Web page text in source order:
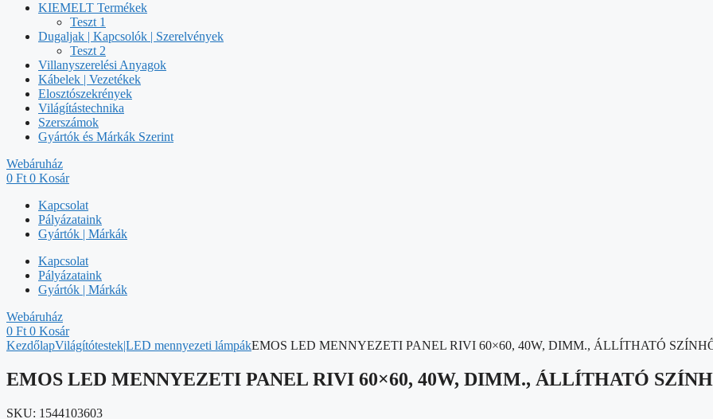
KIEMELT Termékek
Teszt 1
Dugaljak | Kapcsolók | Szerelvények
Teszt 2
Villanyszerelési Anyagok
Kábelek | Vezetékek
Elosztószekrények
Világítástechnika
Szerszámok
Gyártók és Márkák Szerint
Webáruház
0 Ft 0 Kosár
Kapcsolat
Pályázataink
Gyártók | Márkák
Kapcsolat
Pályázataink
Gyártók | Márkák
Webáruház
0 Ft 0 Kosár
KezdőlapVilágítótestek|LED mennyezeti lámpákEMOS LED MENNYEZETI PANEL RIVI 60×60, 40W, DIMM., ÁLLÍTHATÓ
EMOS LED MENNYEZETI PANEL RIVI 60×60, 40W, DIMM., ÁLLÍTHATÓ
SKU: 1544103603